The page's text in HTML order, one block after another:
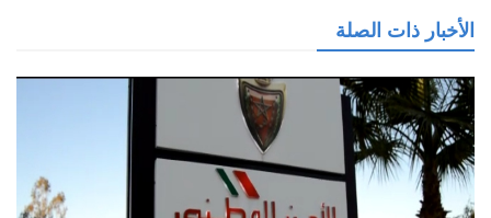
الأخبار ذات الصلة